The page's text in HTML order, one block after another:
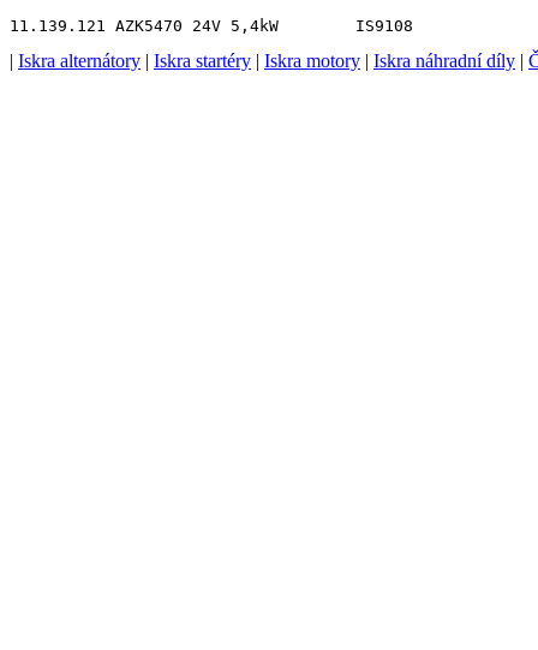
| Iskra alternátory | Iskra startéry | Iskra motory | Iskra náhradní díly |